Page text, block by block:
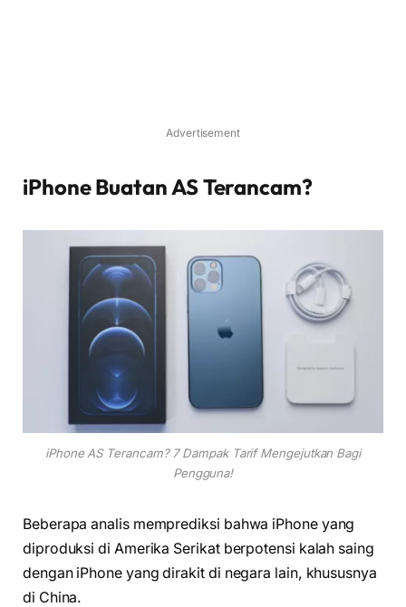
Advertisement
iPhone Buatan AS Terancam?
iPhone AS Terancam? 7 Dampak Tarif Mengejutkan Bagi
Pengguna!
Beberapa analis memprediksi bahwa iPhone yang
diproduksi di Amerika Serikat berpotensi kalah saing
dengan iPhone yang dirakit di negara lain, khususnya
di China.